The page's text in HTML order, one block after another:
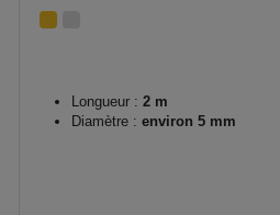
Longueur : 2 m
Diamètre : environ 5 mm